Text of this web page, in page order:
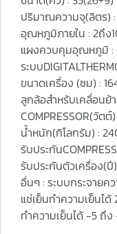
ปริมาณความจุ(ลิตร) :
อุณหภูมิภายใน : 2ถึง
แผงควบคุมอุณหภูมิ :
ระบบ
ขนาดเครื่อง (ซม) :
ลูกล้อสำหรับเคลื่อนย้
COMPRESSOR(วัตต์
น้ำหนัก(กิโลกรัม) :
รับประกัน
รับประกันตัวเครื่อง(ปี
อื่นๆ : ระบบกระจายค
แช่เย็นทำความเย็นไ
ทำความเย็นได้ -5 ถึ